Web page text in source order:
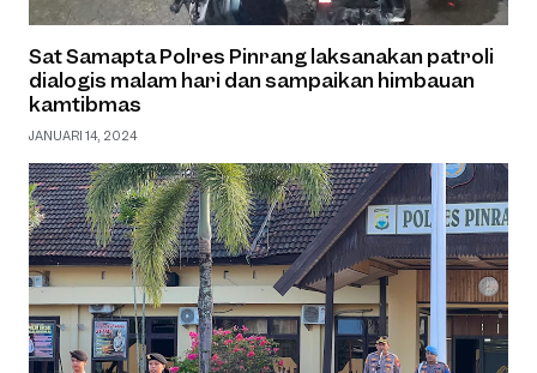
Sat Samapta Polres Pinrang laksanakan patroli
dialogis malam hari dan sampaikan himbauan
kamtibmas
JANUARI 14, 2024